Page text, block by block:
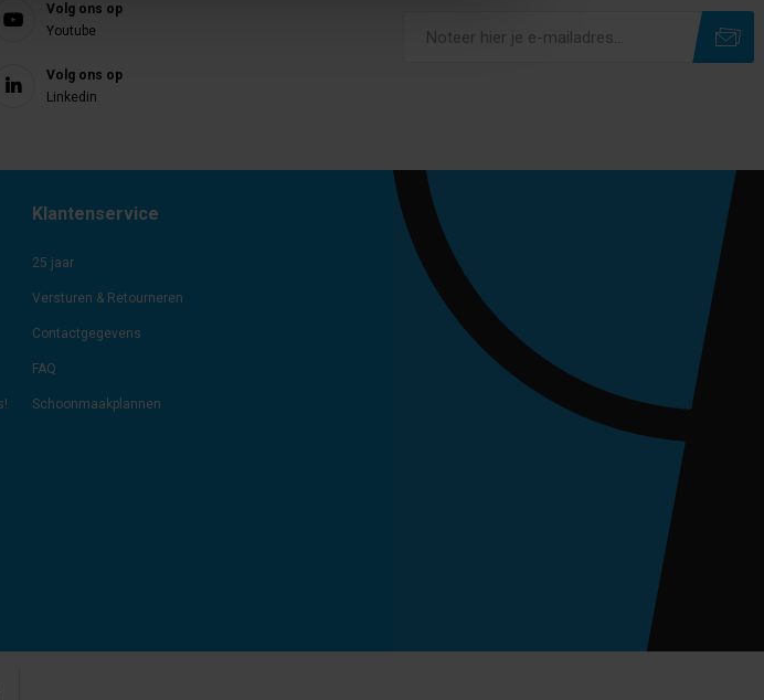
Volg ons op
Youtube
Volg ons op
Linkedin
Klantenservice
25 jaar
Versturen & Retourneren
Contactgegevens
FAQ
Schoonmaakplannen